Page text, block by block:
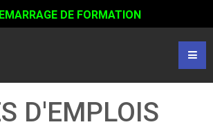
DE FORMATION
DE CAMIONS...CLIQUER POUR
D'EMPLOIS